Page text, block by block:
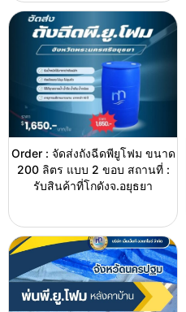
Order : จัดส่งถังฉีดพียูโฟม ขนาด
200 ลิตร แบบ 2 ขอบ สถานที่ :
รับสินค้าที่โกดังจ.อยุธยา